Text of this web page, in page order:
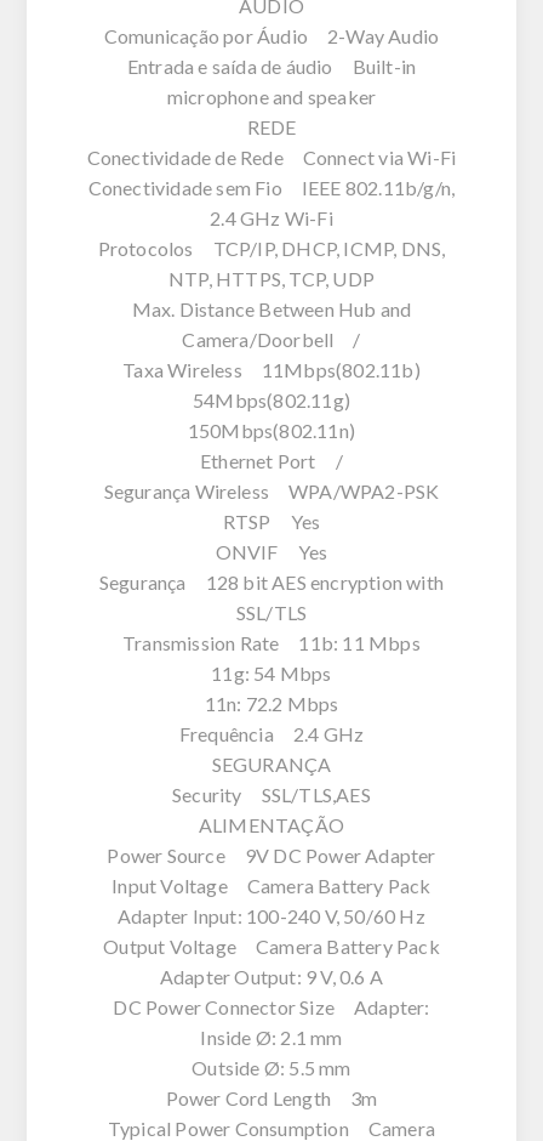
ÁUDIO
Comunicação por Áudio 2-Way Audio
Entrada e saída de áudio Built-in
microphone and speaker
REDE
Conectividade de Rede Connect via Wi-Fi
Conectividade sem Fio IEEE 802.11b/g/n,
2.4 GHz Wi-Fi
Protocolos TCP/IP, DHCP, ICMP, DNS,
NTP, HTTPS, TCP, UDP
Max. Distance Between Hub and
Camera/Doorbell /
Taxa Wireless 11Mbps(802.11b)
54Mbps(802.11g)
150Mbps(802.11n)
Ethernet Port /
Segurança Wireless WPA/WPA2-PSK
RTSP Yes
ONVIF Yes
Segurança 128 bit AES encryption with
SSL/TLS
Transmission Rate 11b: 11 Mbps
11g: 54 Mbps
11n: 72.2 Mbps
Frequência 2.4 GHz
SEGURANÇA
Security SSL/TLS,AES
ALIMENTAÇÃO
Power Source 9V DC Power Adapter
Input Voltage Camera Battery Pack
Adapter Input: 100-240 V, 50/60 Hz
Output Voltage Camera Battery Pack
Adapter Output: 9 V, 0.6 A
DC Power Connector Size Adapter:
Inside Ø: 2.1 mm
Outside Ø: 5.5 mm
Power Cord Length 3m
Typical Power Consumption Camera